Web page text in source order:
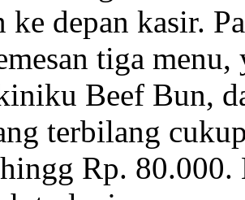
ke depan kasir.
tiga menu,
Beef Bun,
terbilang
Rp. 80.000.